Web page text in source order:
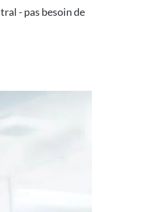
- pas besoin de